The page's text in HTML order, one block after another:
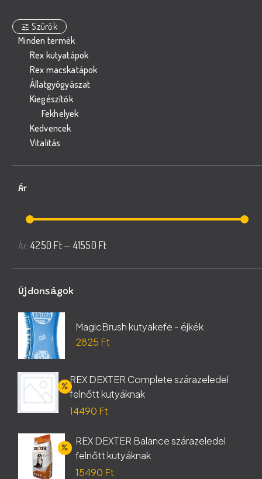
Szűrők
Minden termék
Rex kutyatápok
Rex macskatápok
Állatgyógyászat
Kiegészítők
Fekhelyek
Kedvencek
Vitalitás
Ár
Min
Max
Ár: 4250 Ft— 41550 Ft
Újdonságok
MagicBrush kutyakefe - éjkék
2825 Ft
REX DEXTER Complete szárazeledel
felnőtt kutyáknak
Original
was:
17050 Ft.
14490 Ft
price
REX DEXTER Balance szárazeledel
felnőtt kutyáknak
Original
15490 Ft